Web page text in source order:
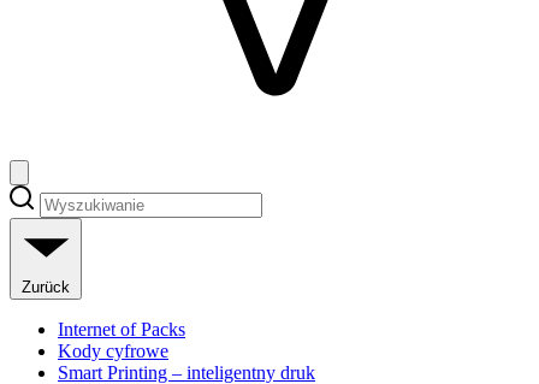
Zurück
Internet of Packs
Kody cyfrowe
Smart Printing – inteligentny druk